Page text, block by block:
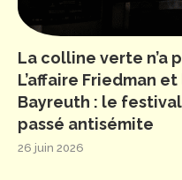
La colline verte n’a
L’affaire Friedman
Bayreuth : le
passé antisémite
26 juin 2026